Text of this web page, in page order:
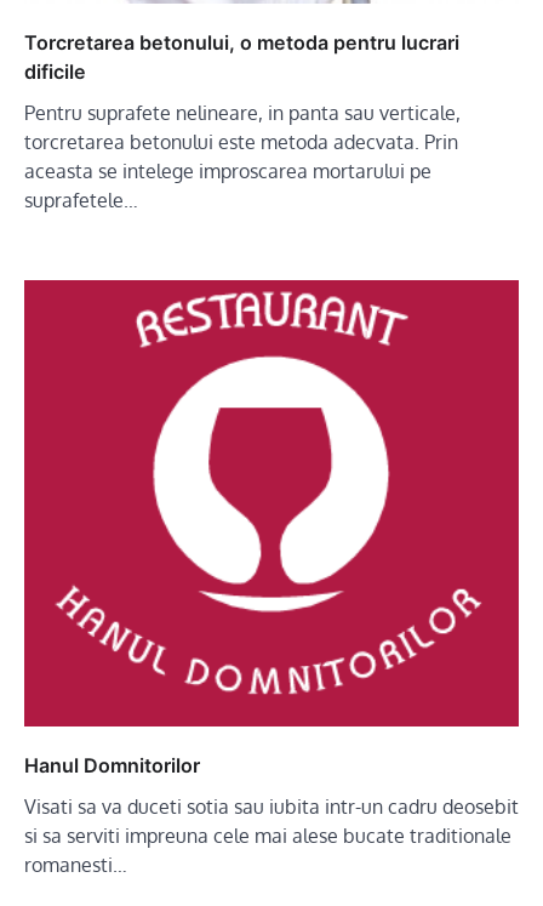
Torcretarea betonului, o metoda pentru lucrari
dificile
Pentru suprafete nelineare, in panta sau verticale,
torcretarea betonului este metoda adecvata. Prin
aceasta se intelege improscarea mortarului pe
suprafetele…
Hanul Domnitorilor
Visati sa va duceti sotia sau iubita intr-un cadru deosebit
si sa serviti impreuna cele mai alese bucate traditionale
romanesti…